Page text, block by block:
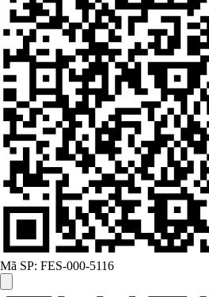
Mã SP: FES-000-5116